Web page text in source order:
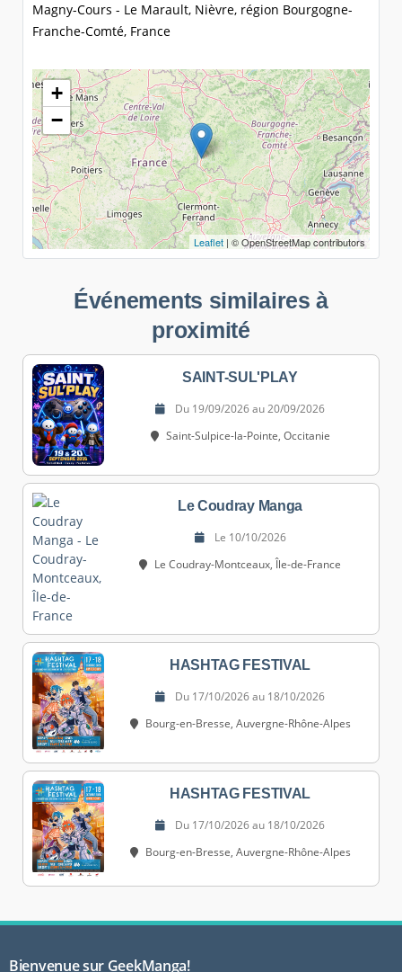
Magny-Cours - Le Marault, Nièvre, région Bourgogne-
Franche-Comté, France
+
−
Leaflet | © OpenStreetMap contributors
Événements similaires à
proximité
SAINT-SUL'PLAY
Du 19/09/2026 au 20/09/2026
Saint-Sulpice-la-Pointe, Occitanie
Le Coudray Manga
Le 10/10/2026
Le Coudray-Montceaux, Île-de-France
HASHTAG FESTIVAL
Du 17/10/2026 au 18/10/2026
Bourg-en-Bresse, Auvergne-Rhône-Alpes
HASHTAG FESTIVAL
Du 17/10/2026 au 18/10/2026
Bourg-en-Bresse, Auvergne-Rhône-Alpes
Bienvenue sur GeekManga!